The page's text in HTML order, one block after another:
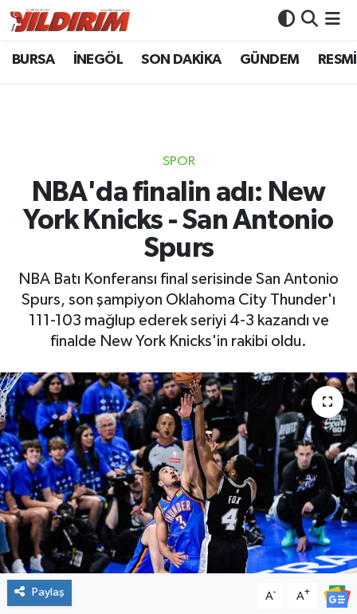
BURSA İNEGÖL SON DAKİKA GÜNDEM
SPOR
NBA'da finalin adı: New
York Knicks - San Antonio
Spurs
NBA Batı Konferansı final serisinde San Antonio
Spurs, son şampiyon Oklahoma City Thunder'ı
111-103 mağlup ederek seriyi 4-3 kazandı ve
finalde New York Knicks'in rakibi oldu.
Paylaş A- A+
BURSA
GÜNDEM
RESMİ İLANLAR
SİYASET
YAŞAM
SPOR
Bursa Nöbetçi Eczaneler
Bursa Trafik Yoğunluk Haritası
Süper Lig Puan Durumu ve Fikstür
Son Dakika Haberleri
Haber Arşivi